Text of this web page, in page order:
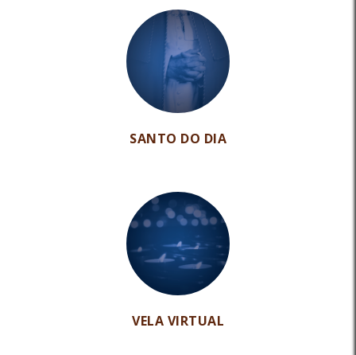
SANTO DO DIA
VELA VIRTUAL